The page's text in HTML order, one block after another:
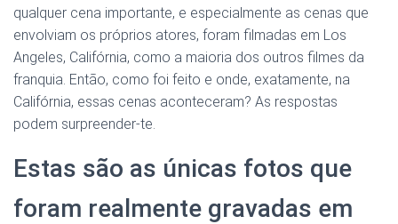
qualquer cena importante, e especialmente as cenas que
envolviam os próprios atores, foram filmadas em Los
Angeles, Califórnia, como a maioria dos outros filmes da
franquia. Então, como foi feito e onde, exatamente, na
Califórnia, essas cenas aconteceram? As respostas
podem surpreender-te.
Estas são as únicas fotos que
foram realmente gravadas em